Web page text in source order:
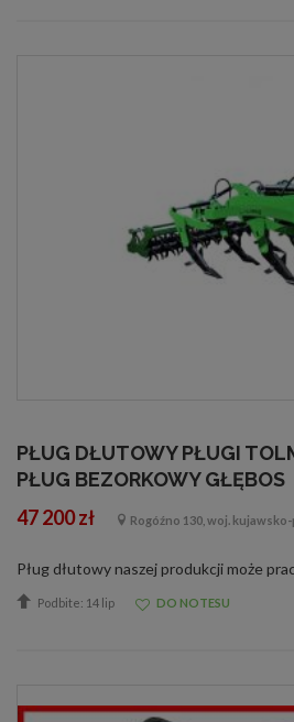
PŁUG DŁUTOWY PŁUGI
PŁUG BEZORKOWY GŁĘBOS
47 200 zł Rogóźno 130, woj.
Podbite: 14 lip DO NOTESU